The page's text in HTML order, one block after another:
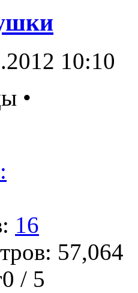
10:10
•
16
57,064
/ 5